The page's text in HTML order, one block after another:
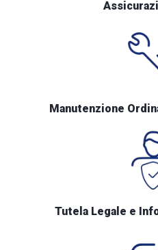
Manutenzione
Tutela Legale e